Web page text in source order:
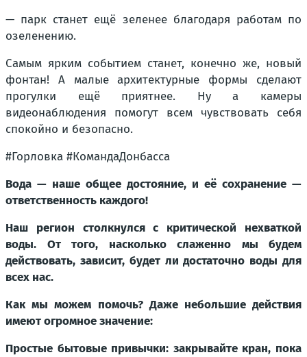
— парк станет ещё зеленее благодаря работам по
озеленению.
Самым ярким событием станет, конечно же, новый
фонтан! А малые архитектурные формы сделают
прогулки ещё приятнее. Ну а камеры
видеонаблюдения помогут всем чувствовать себя
спокойно и безопасно.
#Горловка #КомандаДонбасса
Вода — наше общее достояние, и её сохранение —
ответственность каждого!
Наш регион столкнулся с критической нехваткой
воды. От того, насколько слаженно мы будем
действовать, зависит, будет ли достаточно воды для
всех нас.
Как мы можем помочь? Даже небольшие действия
имеют огромное значение:
Простые бытовые привычки: закрывайте кран, пока